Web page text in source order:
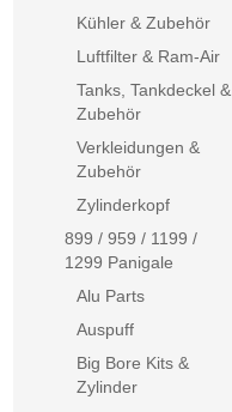
Kühler & Zubehör
Luftfilter & Ram-Air
Tanks, Tankdeckel &
Zubehör
Verkleidungen &
Zubehör
Zylinderkopf
899 / 959 / 1199 /
1299 Panigale
Alu Parts
Auspuff
Big Bore Kits &
Zylinder